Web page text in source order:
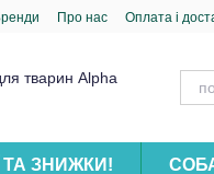
контенту
Про нас Оплата і
ТА ЗНИЖКИ!